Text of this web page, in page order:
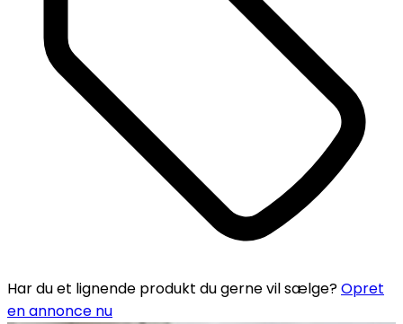
Har du et lignende produkt du gerne vil sælge?Opret
en annonce nu